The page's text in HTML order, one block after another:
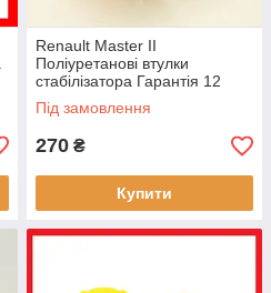
Renault Master II
Поліуретанові втулки
стабілізатора Гарантія 12
місяців!
Під замовлення
270 ₴
Купити